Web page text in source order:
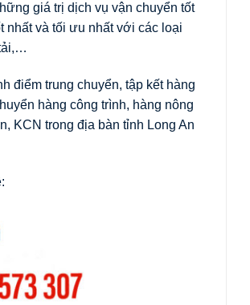
giá trị dịch vụ vận chuyển tốt
nhất và tối ưu nhất với các loại
điểm trung chuyển, tập kết hàng
hàng công trình, hàng nông
KCN trong địa bàn tỉnh Long An